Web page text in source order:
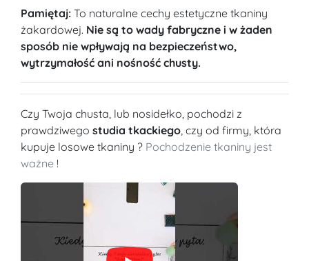
Pamiętaj: To naturalne cechy estetyczne tkaniny
żakardowej. Nie są to wady fabryczne i w żaden
sposób nie wpływają na bezpieczeństwo,
wytrzymałość ani nośność chusty.
Czy Twoja chusta, lub nosidełko, pochodzi z
prawdziwego studia tkackiego, czy od firmy, która
kupuje losowe tkaniny ? Pochodzenie tkaniny jest
ważne !